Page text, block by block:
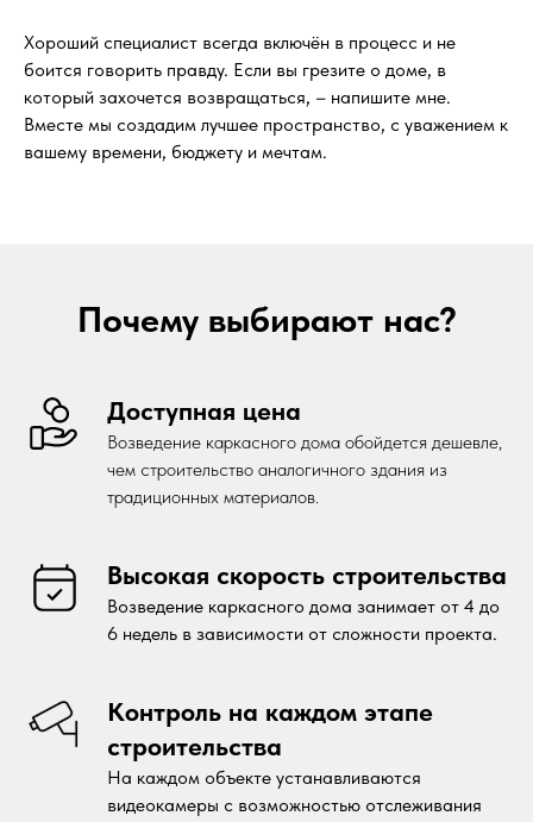
Хороший специалист всегда включён в процесс и не
боится говорить правду. Если вы грезите о доме, в
который захочется возвращаться, – напишите мне.
Вместе мы создадим лучшее пространство, с уважением к
вашему времени, бюджету и мечтам.
Почему выбирают нас?
Доступная цена
Возведение каркасного дома обойдется дешевле,
чем строительство аналогичного здания из
традиционных материалов.
Высокая скорость строительства
Возведение каркасного дома занимает от 4 до
6 недель в зависимости от сложности проекта.
Контроль на каждом этапе
строительства
На каждом объекте устанавливаются
видеокамеры с возможностью отслеживания